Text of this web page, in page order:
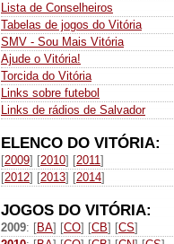
Lista de Conselheiros
Tabelas de jogos do Vitória
SMV - Sou Mais Vitória
Ajude o Vitória!
Torcida do Vitória
Links sobre futebol
Links de rádios de Salvador
ELENCO DO VITÓRIA:
[2009] [2010] [2011]
[2012] [2013] [2014]
JOGOS DO VITÓRIA:
2009: [BA] [CO] [CB] [CS]